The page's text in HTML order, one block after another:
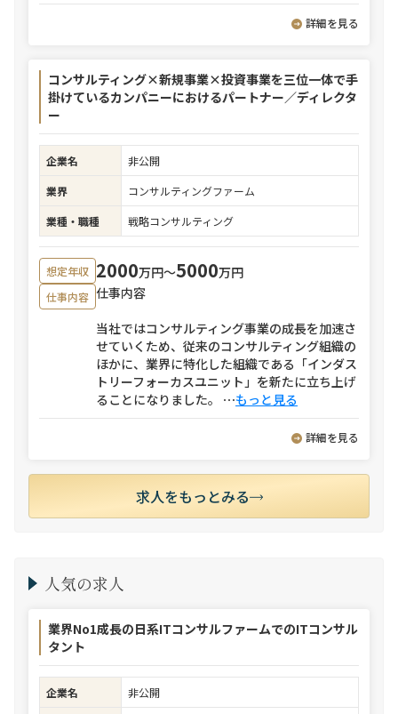
詳細を見る
コンサルティング×新規事業×投資事業を三位一体で手
掛けているカンパニーにおけるパートナー／ディレクタ
ー
企業名
非公開
業界
コンサルティングファーム
業種・職種
戦略コンサルティング
想定年収 2000万円〜5000万円
仕事内容 仕事内容
当社ではコンサルティング事業の成長を加速さ
せていくため、従来のコンサルティング組織の
ほかに、業界に特化した組織である「インダス
トリーフォーカスユニット」を新たに立ち上げ
ることになりました。 ⋯もっと見る
詳細を見る
求人をもっとみる
人気の求人
業界No1成長の日系ITコンサルファームでのITコンサル
タント
企業名
非公開